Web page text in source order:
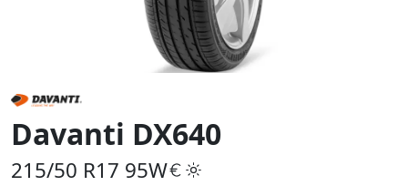
Davanti DX640
215/50 R17 95W